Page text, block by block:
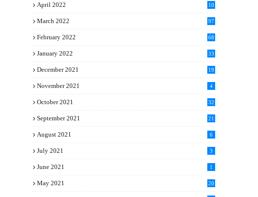
April 2022 10
March 2022 97
February 2022 68
January 2022 33
December 2021 19
November 2021 4
October 2021 32
September 2021 21
August 2021 6
July 2021 3
June 2021 1
May 2021 20